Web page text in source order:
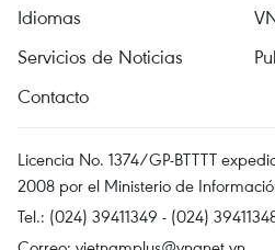
Idiomas
Servicios de Noticias
Contacto
Licencia No. 1374/GP-BTTTT
2008 por el Ministerio de
Tel.: (024) 39411349 - (024)